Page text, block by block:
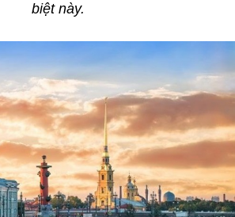
biệt này.